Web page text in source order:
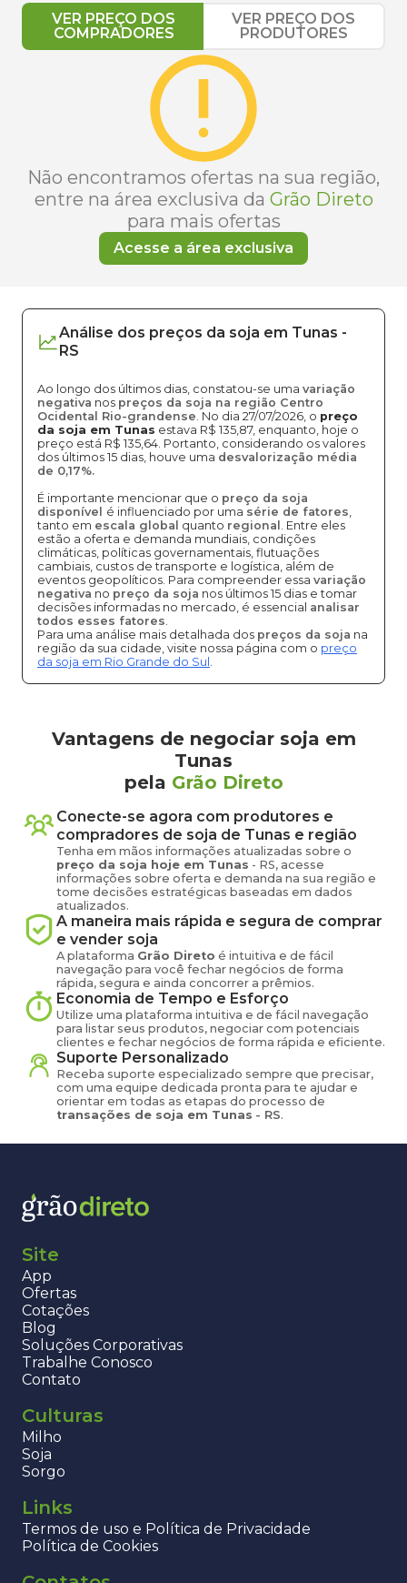
VER PREÇO DOS
COMPRADORES
VER PREÇO DOS
PRODUTORES
Não encontramos ofertas na sua região,
entre na área exclusiva da Grão Direto
para mais ofertas
Acesse a área exclusiva
Análise dos preços da soja em Tunas -
RS
Ao longo dos últimos dias, constatou-se uma variação
negativa nos preços da soja na região Centro
Ocidental Rio-grandense. No dia 27/07/2026, o preço
da soja em Tunas estava R$ 135,87, enquanto, hoje o
preço está R$ 135,64. Portanto, considerando os valores
dos últimos 15 dias, houve uma desvalorização média
de 0,17%.
É importante mencionar que o preço da soja
disponível é influenciado por uma série de fatores,
tanto em escala global quanto regional . Entre eles
estão a oferta e demanda mundiais, condições
climáticas, políticas governamentais, flutuações
cambiais, custos de transporte e logística, além de
eventos geopolíticos. Para compreender essa variação
negativa no preço da soja nos últimos 15 dias e tomar
decisões informadas no mercado, é essencial analisar
todos esses fatores.
Para uma análise mais detalhada dos preços da soja na
região da sua cidade, visite nossa página com o preço
da soja em Rio Grande do Sul .
Vantagens de negociar soja em
Tunas
pela Grão Direto
Conecte-se agora com produtores e
compradores de soja de Tunas e região
Tenha em mãos informações atualizadas sobre o
preço da soja hoje em Tunas - RS, acesse
informações sobre oferta e demanda na sua região e
tome decisões estratégicas baseadas em dados
atualizados.
A maneira mais rápida e segura de comprar
e vender soja
A plataforma Grão Direto é intuitiva e de fácil
navegação para você fechar negócios de forma
rápida, segura e ainda concorrer a prêmios.
Economia de Tempo e Esforço
Utilize uma plataforma intuitiva e de fácil navegação
para listar seus produtos, negociar com potenciais
clientes e fechar negócios de forma rápida e eficiente.
Suporte Personalizado
Receba suporte especializado sempre que precisar,
com uma equipe dedicada pronta para te ajudar e
orientar em todas as etapas do processo de
transações de soja em Tunas - RS.
Site
App
Ofertas
Cotações
Blog
Soluções Corporativas
Trabalhe Conosco
Contato
Culturas
Milho
Soja
Sorgo
Links
Termos de uso e Política de Privacidade
Política de Cookies